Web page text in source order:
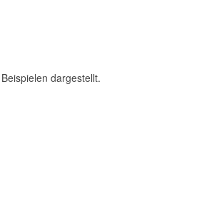
dargestellt.